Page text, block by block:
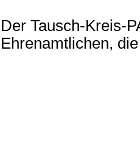
Der Tausch-Kreis-
Ehrenamtlichen,